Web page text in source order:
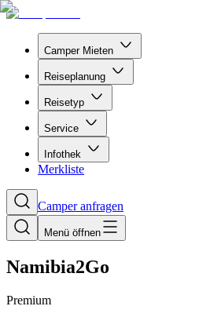
Camper Mieten
Reiseplanung
Reisetyp
Service
Infothek
Merkliste
Camper anfragen
Menü öffnen
Namibia2Go
Premium